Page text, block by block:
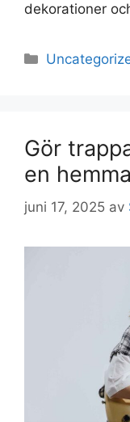
dekorationer
Kategorier
Gör
en
juni 17, 2025 av